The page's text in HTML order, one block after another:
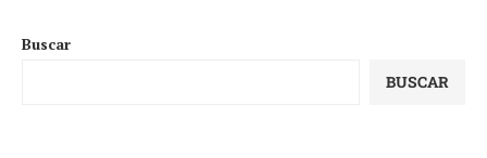
Buscar
BUSCAR